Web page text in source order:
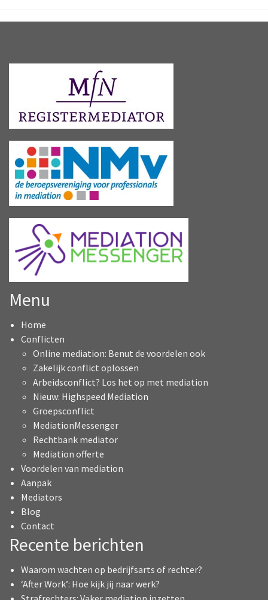
Menu
Home
Conflicten
Online mediation: Benut de voordelen ook
Zakelijk conflict oplossen
Arbeidsconflict? Los het op met mediation
Nieuw: Highspeed Mediation
Groepsconflict
MediationMessenger
Rechtbank mediator
Mediation offerte
Voordelen van mediation
Aanpak
Mediators
Blog
Contact
Recente berichten
Waarom wachten op bedrijfsarts of rechter?
‘After Work’: Hoe kijk jij naar werk?